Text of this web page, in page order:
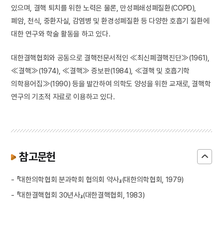
있으며, 결핵 퇴치를 위한 노력은 물론, 만성폐쇄성폐질환(COPD),
폐암, 천식, 중환자실, 감염병 및 환경성폐질환 등 다양한 호흡기 질환에
대한 연구와 학술 활동을 하고 있다.
대한결핵협회와 공동으로 결핵전문서적인 ≪최신폐결핵진단≫(1961),
≪결핵≫(1974), ≪결핵≫ 증보판(1984), ≪결핵 및 호흡기학
의학용어집≫(1990) 등을 발간하여 의학도 양성을 위한 교재로, 결핵학
연구의 기초적 자료로 이용하고 있다.
참고문헌
- 『대한의학협회 분과학회 협의회 약사』(대한의학협회, 1979)
- 『대한결핵협회 30년사』(대한결핵협회, 1983)